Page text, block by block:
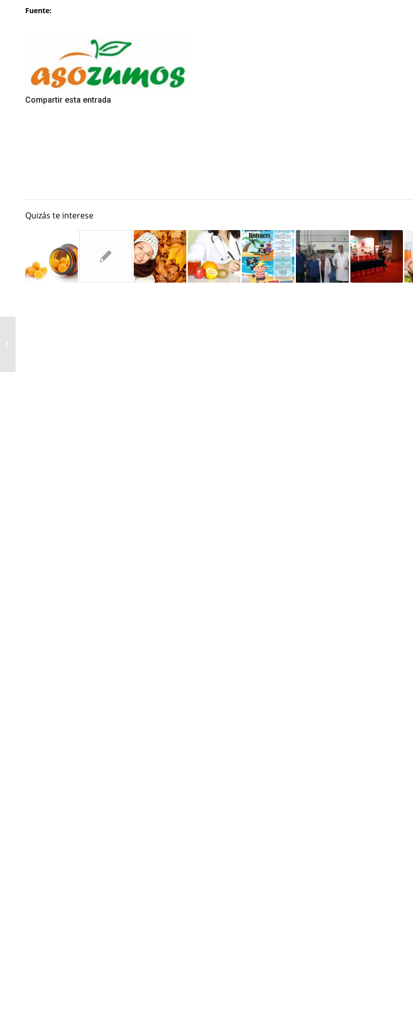
Fuente:
Compartir esta entrada
Quizás te interese